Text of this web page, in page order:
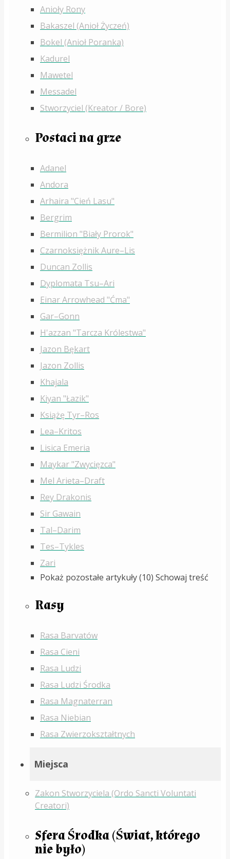
Anioły Rony
Bakaszel (Anioł Życzeń)
Bokel (Anioł Poranka)
Kadurel
Mawetel
Messadel
Stworzyciel (Kreator / Bore)
Postaci na grze
Adanel
Andora
Arhaira "Cień Lasu"
Bergrim
Bermilion "Biały Prorok"
Czarnoksiężnik Aure–Lis
Duncan Zollis
Dyplomata Tsu–Ari
Einar Arrowhead "Ćma"
Gar–Gonn
H'azzan "Tarcza Królestwa"
Jazon Bękart
Jazon Zollis
Khajala
Kiyan "Łazik"
Książę Tyr–Ros
Lea–Kritos
Lisica Emeria
Maykar "Zwycięzca"
Mel Arieta–Draft
Rey Drakonis
Sir Gawain
Tal–Darim
Tes–Tykles
Zari
Pokaż pozostałe artykuły (10) Schowaj treść
Rasy
Rasa Barvatów
Rasa Cieni
Rasa Ludzi
Rasa Ludzi Środka
Rasa Magnaterran
Rasa Niebian
Rasa Zwierzokształtnych
Miejsca
Zakon Stworzyciela (Ordo Sancti Voluntati
Creatori)
Sfera Środka (Świat, którego
nie było)